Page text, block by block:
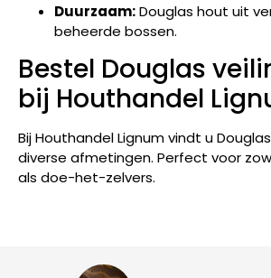
Duurzaam:Douglas hout uit
beheerde bossen.
Bestel Douglas
bij Houthandel
Bij Houthandel Lignum vindt u
diverse afmetingen. Perfect voor
als doe-het-zelvers.